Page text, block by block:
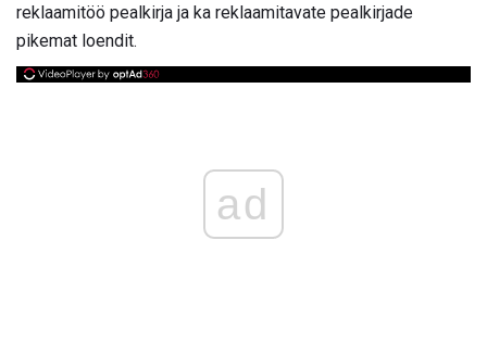
reklaamitöö pealkirja ja ka reklaamitavate pealkirjade
pikemat loendit.
ad